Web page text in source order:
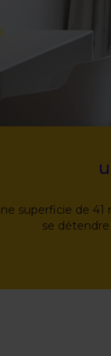
superficie de 41
se